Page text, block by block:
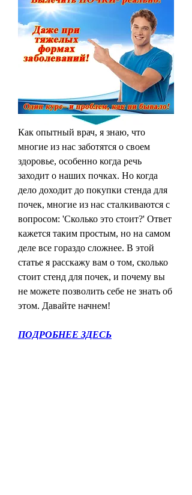
Как опытный врач, я знаю, что
многие из нас заботятся о своем
здоровье, особенно когда речь
заходит о наших почках. Но когда
дело доходит до покупки стенда для
почек, многие из нас сталкиваются с
вопросом: 'Сколько это стоит?' Ответ
кажется таким простым, но на самом
деле все гораздо сложнее. В этой
статье я расскажу вам о том, сколько
стоит стенд для почек, и почему вы
не можете позволить себе не знать об
этом. Давайте начнем!
ПОДРОБНЕЕ ЗДЕСЬ